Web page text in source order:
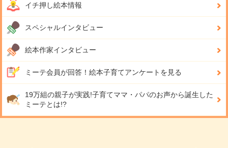
イチ押し絵本情報
スペシャルインタビュー
絵本作家インタビュー
ミーテ会員が回答！ 絵本子育てアンケートを見る
19万組の親子が実践!子育てママ・パパのお声から誕生した
ミーテとは!?